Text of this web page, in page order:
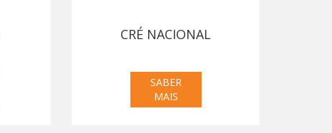
CRÉ NACIONAL
SABER
MAIS